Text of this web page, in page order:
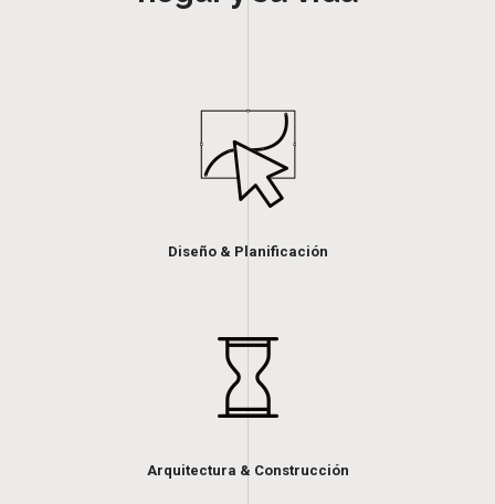
Diseño & Planificación
Arquitectura & Construcción